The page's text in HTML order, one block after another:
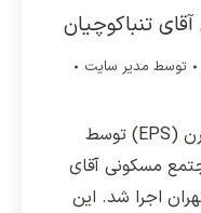
تنباکوچیان
توسط مدیر سایت
این نمای زیبا با متریال پلی استایرن (EPS) توسط
مسکونی آقای
اجرا شد. این